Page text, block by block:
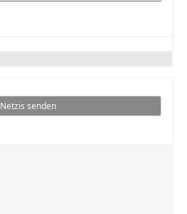
Netzis senden